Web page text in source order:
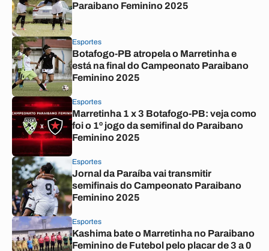
Paraibano Feminino 2025
Esportes
Botafogo-PB atropela o Marretinha e
está na final do Campeonato Paraibano
Feminino 2025
Esportes
Marretinha 1 x 3 Botafogo-PB: veja como
foi o 1º jogo da semifinal do Paraibano
Feminino 2025
Esportes
Jornal da Paraíba vai transmitir
semifinais do Campeonato Paraibano
Feminino 2025
Esportes
Kashima bate o Marretinha no Paraibano
Feminino de Futebol pelo placar de 3 a 0